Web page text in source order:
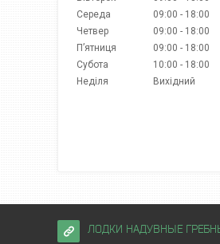
Середа
09:00
18:00
Четвер
09:00
18:00
Пʼятниця
09:00
18:00
Субота
10:00
18:00
Неділя
Вихідний
ЛОДКИ НАДУВНЫЕ